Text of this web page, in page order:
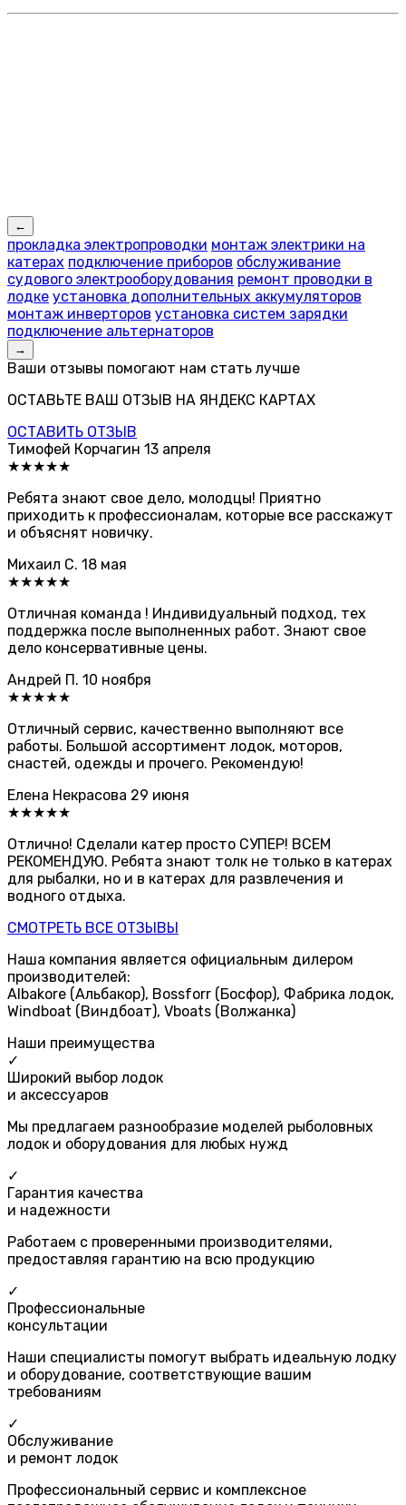
←
прокладка электропроводки монтаж электрики на
катерах подключение приборов обслуживание
судового электрооборудования ремонт проводки в
лодке установка дополнительных аккумуляторов
монтаж инверторов установка систем зарядки
подключение альтернаторов
→
Ваши отзывы помогают нам стать лучше
ОСТАВЬТЕ ВАШ ОТЗЫВ НА ЯНДЕКС КАРТАХ
ОСТАВИТЬ ОТЗЫВ
Тимофей Корчагин 13 апреля
★★★★★
Ребята знают свое дело, молодцы! Приятно
приходить к профессионалам, которые все расскажут
и объяснят новичку.
Михаил С. 18 мая
★★★★★
Отличная команда ! Индивидуальный подход, тех
поддержка после выполненных работ. Знают свое
дело консервативные цены.
Андрей П. 10 ноября
★★★★★
Отличный сервис, качественно выполняют все
работы. Большой ассортимент лодок, моторов,
снастей, одежды и прочего. Рекомендую!
Елена Некрасова 29 июня
★★★★★
Отлично! Сделали катер просто СУПЕР! ВСЕМ
РЕКОМЕНДУЮ. Ребята знают толк не только в катерах
для рыбалки, но и в катерах для развлечения и
водного отдыха.
СМОТРЕТЬ ВСЕ ОТЗЫВЫ
Наша компания является официальным дилером
производителей:
Albakore (Альбакор), Bossforr (Босфор), Фабрика лодок,
Windboat (Виндбоат), Vboats (Волжанка)
Наши преимущества
✓
Широкий выбор лодок
и аксессуаров
Мы предлагаем разнообразие моделей рыболовных
лодок и оборудования для любых нужд
✓
Гарантия качества
и надежности
Работаем с проверенными производителями,
предоставляя гарантию на всю продукцию
✓
Профессиональные
консультации
Наши специалисты помогут выбрать идеальную лодку
и оборудование, соответствующие вашим
требованиям
✓
Обслуживание
и ремонт лодок
Профессиональный сервис и комплексное